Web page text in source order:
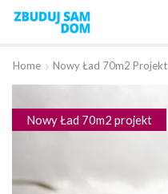
Home Nowy Ład 70m2 Projekt
Nowy Ład 70m2 projekt